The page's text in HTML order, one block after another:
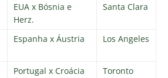
EUA x Bósnia e
Herz.
Santa Clara
Espanha x Áustria Los Angeles
Portugal x Croácia Toronto